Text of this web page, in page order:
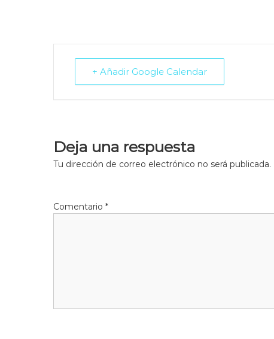
+ Añadir Google Calendar
Deja una respuesta
Tu dirección de correo electrónico no será publicada.
Comentario *